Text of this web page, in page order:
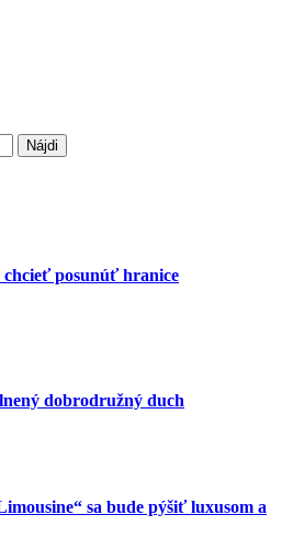
posunúť hranice
dobrodružný duch
sa bude pýšiť luxusom a